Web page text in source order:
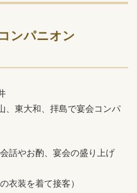
ンパニオン
、東大和、拝島で宴会コンパ
話やお酌、宴会の盛り上げ
衣装を着て接客）